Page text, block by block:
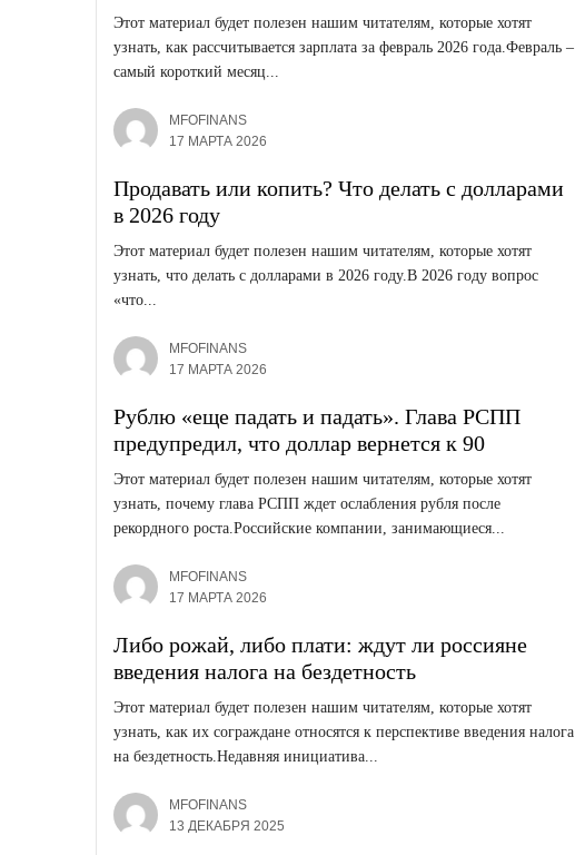
Этот материал будет полезен нашим читателям, которые хотят
узнать, как рассчитывается зарплата за февраль 2026 года.Февраль –
самый короткий месяц...
MFOFINANS
17 МАРТА 2026
Продавать или копить? Что делать с долларами
в 2026 году
Этот материал будет полезен нашим читателям, которые хотят
узнать, что делать с долларами в 2026 году.В 2026 году вопрос
«что...
MFOFINANS
17 МАРТА 2026
Рублю «еще падать и падать». Глава РСПП
предупредил, что доллар вернется к 90
Этот материал будет полезен нашим читателям, которые хотят
узнать, почему глава РСПП ждет ослабления рубля после
рекордного роста.Российские компании, занимающиеся...
MFOFINANS
17 МАРТА 2026
Либо рожай, либо плати: ждут ли россияне
введения налога на бездетность
Этот материал будет полезен нашим читателям, которые хотят
узнать, как их сограждане относятся к перспективе введения налога
на бездетность.Недавняя инициатива...
MFOFINANS
13 ДЕКАБРЯ 2025